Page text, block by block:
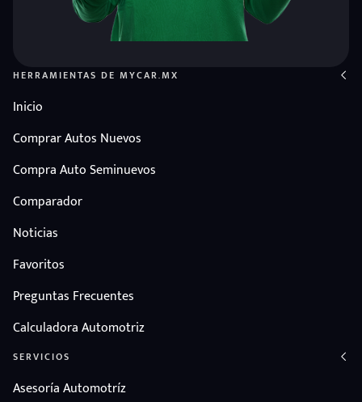
HERRAMIENTAS DE MYCAR.MX
Inicio
Comprar Autos Nuevos
Compra Auto Seminuevos
Comparador
Noticias
Favoritos
Preguntas Frecuentes
Calculadora Automotriz
SERVICIOS
Asesoría Automotríz